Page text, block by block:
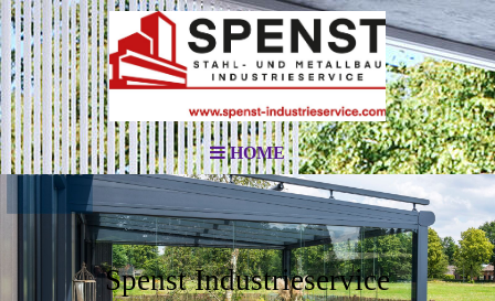
HOME
Spenst Industrieservice